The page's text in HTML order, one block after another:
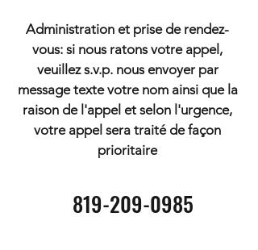
Administration et prise de rendez-
vous: si nous ratons votre appel,
veuillez s.v.p. nous envoyer par
message texte votre nom ainsi que la
raison de l'appel et selon l'urgence,
votre appel sera traité de façon
prioritaire
819-209-0985